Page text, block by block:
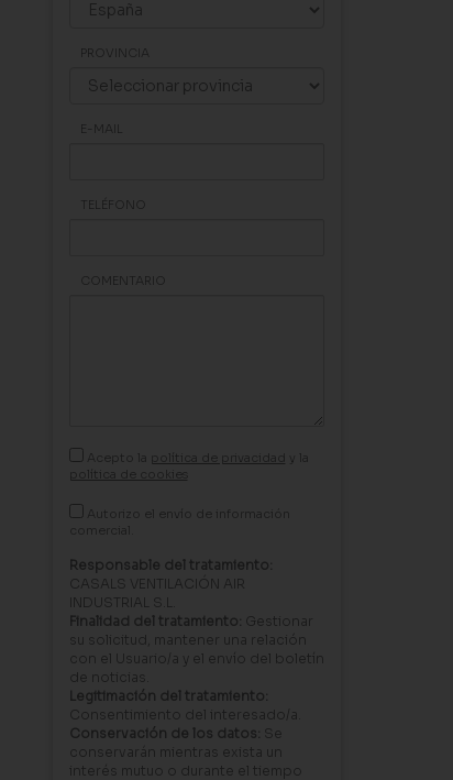
PROVINCIA
E-MAIL
TELÉFONO
COMENTARIO
Acepto la política de privacidad y la
política de cookies
Autorizo el envío de información
comercial.
Responsable del tratamiento:
CASALS VENTILACIÓN AIR
INDUSTRIAL S.L.
Finalidad del tratamiento: Gestionar
su solicitud, mantener una relación
con el Usuario/a y el envío del boletín
de noticias.
Legitimación del tratamiento:
Consentimiento del interesado/a.
Conservación de los datos: Se
conservarán mientras exista un
interés mutuo o durante el tiempo